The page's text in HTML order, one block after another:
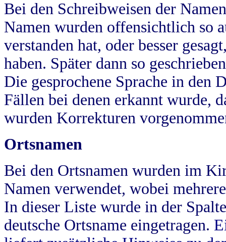
Bei den Schreibweisen der
Namen wurden offensichtlich so
verstanden hat, oder besser
haben. Später dann so
Die gesprochene Sprache in
Fällen bei denen erkannt wurde,
wurden Korrekturen
Ortsnamen
Bei den Ortsnamen wurden im
Namen verwendet, wobei
In dieser Liste wurde in der
deutsche Ortsname eingetragen.